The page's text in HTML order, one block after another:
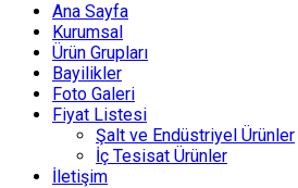
Ana Sayfa
Kurumsal
Ürün Grupları
Bayilikler
Foto Galeri
Fiyat Listesi
Şalt ve Endüstriyel Ürünler
İç Tesisat Ürünler
İletişim